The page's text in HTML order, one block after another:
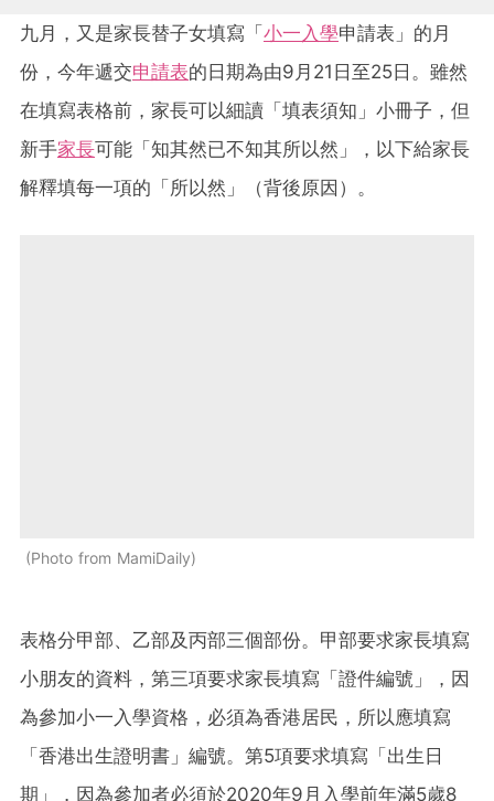
九月，又是家長替子女填寫「小一入學申請表」的月
份，今年遞交申請表的日期為由9月21日至25日。雖然
在填寫表格前，家長可以細讀「填表須知」小冊子，但
新手家長可能「知其然已不知其所以然」，以下給家長
解釋填每一項的「所以然」（背後原因）。
Photo from MamiDaily
表格分甲部、乙部及丙部三個部份。甲部要求家長填寫
小朋友的資料，第三項要求家長填寫「證件編號」，因
為參加小一入學資格，必須為香港居民，所以應填寫
「香港出生證明書」編號。第5項要求填寫「出生日
期」，因為參加者必須於2020年9月入學前年滿5歲8